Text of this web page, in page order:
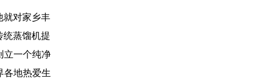
就对家乡丰
统蒸馏机提
立一个纯净
各地热爱生